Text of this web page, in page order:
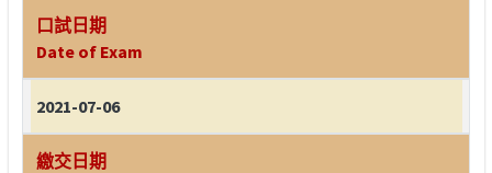
口試日期
Date of Exam
2021-07-06
繳交日期